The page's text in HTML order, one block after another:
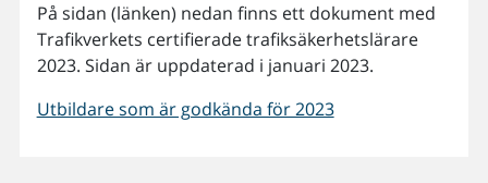
På sidan (länken) nedan finns ett dokument med
Trafikverkets certifierade trafiksäkerhetslärare
2023. Sidan är uppdaterad i januari 2023.
Utbildare som är godkända för 2023